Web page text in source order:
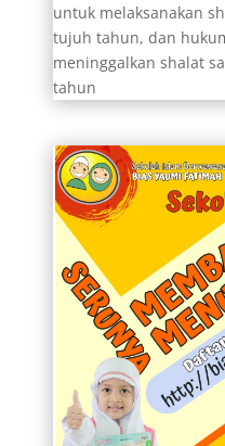
untuk melaksanakan
tujuh tahun, dan
meninggalkan shalat
tahun